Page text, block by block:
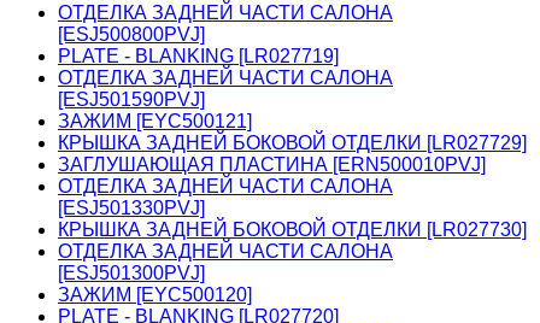
ОТДЕЛКА ЗАДНЕЙ ЧАСТИ САЛОНА
[ESJ500800PVJ]
PLATE - BLANKING [LR027719]
ОТДЕЛКА ЗАДНЕЙ ЧАСТИ САЛОНА
[ESJ501590PVJ]
ЗАЖИМ [EYC500121]
КРЫШКА ЗАДНЕЙ БОКОВОЙ ОТДЕЛКИ [LR027729]
ЗАГЛУШАЮЩАЯ ПЛАСТИНА [ERN500010PVJ]
ОТДЕЛКА ЗАДНЕЙ ЧАСТИ САЛОНА
[ESJ501330PVJ]
КРЫШКА ЗАДНЕЙ БОКОВОЙ ОТДЕЛКИ [LR027730]
ОТДЕЛКА ЗАДНЕЙ ЧАСТИ САЛОНА
[ESJ501300PVJ]
ЗАЖИМ [EYC500120]
PLATE - BLANKING [LR027720]